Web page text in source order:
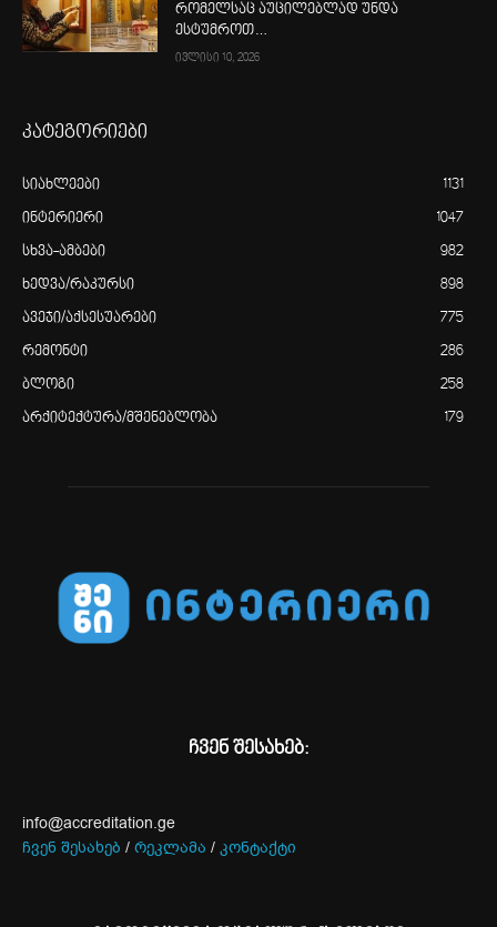
რომელსაც აუცილებლად უნდა
ესტუმროთ…
ივლისი 10, 2026
კატეგორიები
სიახლეები 1131
ინტერიერი 1047
სხვა-ამბები 982
ხედვა/რაკურსი 898
ავეჯი/აქსესუარები 775
რემონტი 286
ბლოგი 258
არქიტექტურა/მშენებლობა 179
ჩვენ შესახებ:
info@accreditation.ge
ჩვენ შესახებ / რეკლამა / კონტაქტი